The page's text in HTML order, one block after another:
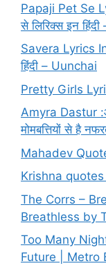
Papaji Pet Se
से लिरिक्स इन
Savera Lyrics
हिंदी – Uunchai
Pretty Girls
Amyra Dastur
मोमबत्तियों से है
Mahadev
Krishna quotes
The Corrs –
Breathless by
Too Many
Future | Metro